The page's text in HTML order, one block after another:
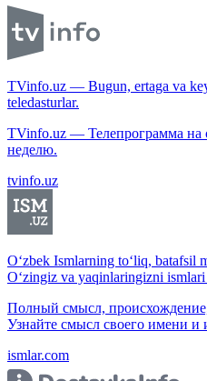
TVinfo.uz — Bugun, ertaga va
teledasturlar.
TVinfo.uz — Телепрограмма на
неделю.
tvinfo.uz
O‘zbek Ismlarning to‘liq, batafsil
O‘zingiz va yaqinlaringizni
Полный смысл,
Узнайте смысл своего имени и
ismlar.com